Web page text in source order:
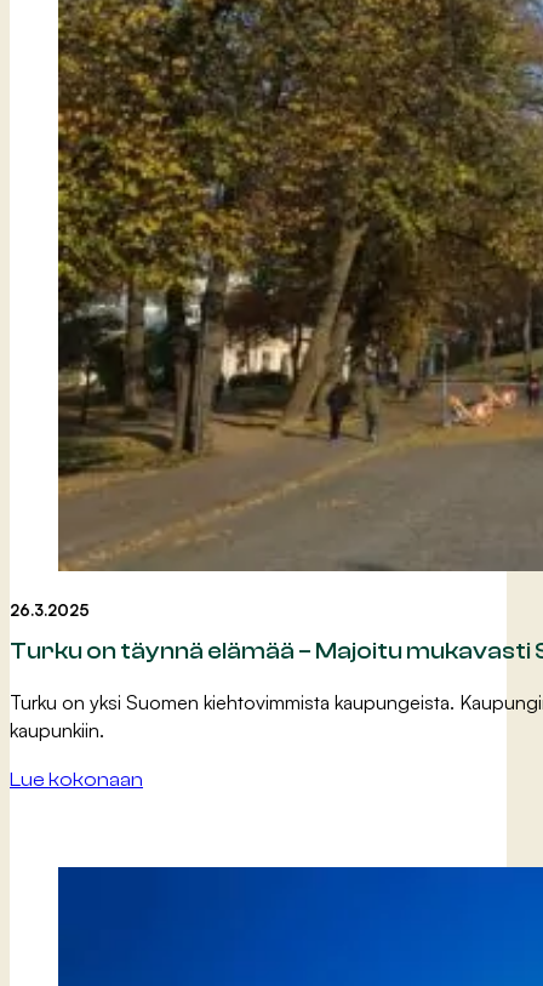
26.3.2025
Turku on täynnä elämää – Majoitu
Turku on yksi Suomen kiehtovimmista kaupungeista.
kaupunkiin.
Lue kokonaan